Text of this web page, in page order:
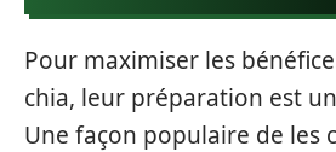
Pour maximiser les
chia, leur préparation est
Une façon populaire de les